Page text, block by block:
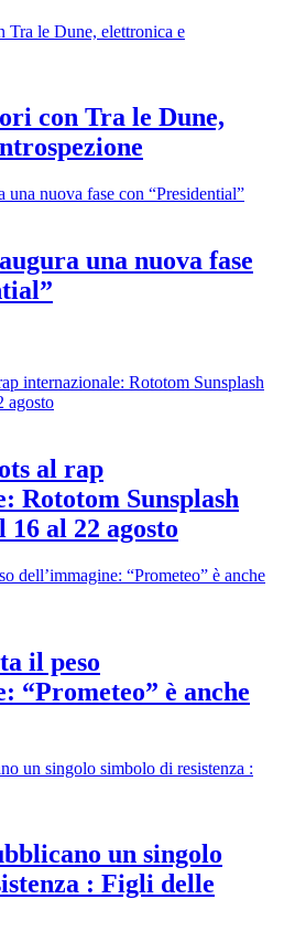
con Tra le Dune,
una nuova fase
al rap
Rototom Sunsplash
16 al 22 agosto
il peso
“Prometeo” è anche
un singolo
: Figli delle